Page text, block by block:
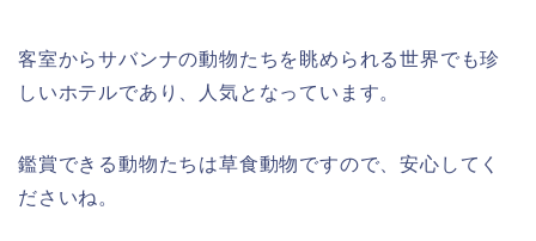
客室からサバンナの動物たちを眺められる世界でも珍
しいホテルであり、人気となっています。
鑑賞できる動物たちは草食動物ですので、安心してく
ださいね。